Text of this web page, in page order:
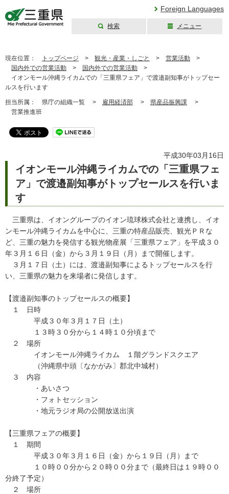
Foreign Languages
検索 メニュー
現在位置： トップページ > 観光・産業・しごと > 営業活動 >
国内外での営業活動 > 国内外での営業活動 >
イオンモール沖縄ライカムでの「三重県フェア」で渡邉副知事がトップセー
ルスを行います
担当所属： 県庁の組織一覧 > 雇用経済部 > 県産品振興課 >
営業推進班
平成30年03月16日
イオンモール沖縄ライカムでの「三重県フェ
ア」で渡邉副知事がトップセールスを行いま
す
三重県は、イオングループのイオン琉球株式会社と連携し、イオ
ンモール沖縄ライカムを中心に、三重の特産品販売、観光ＰＲな
ど、三重の魅力を発信する観光物産展「三重県フェア」を平成３０
年３月１６日（金）から３月１９日（月）まで開催します。
３月１７日（土）には、渡邉副知事によるトップセールスを行
い、三重県の魅力を来場者に発信します。
【渡邉副知事のトップセールスの概要】
１ 日時
平成３０年３月１７日（土）
１３時３０分から１４時１０分頃まで
２ 場所
イオンモール沖縄ライカム １階グランドスクエア
（沖縄県中頭〔なかがみ〕郡北中城村）
３ 内容
・あいさつ
・フォトセッション
・地元ラジオ局の公開放送出演
【三重県フェアの概要】
１ 期間
平成３０年３月１６日（金）から１９日（月）まで
１０時００分から２０時００分まで（最終日は１９時００
分終了予定）
２ 場所